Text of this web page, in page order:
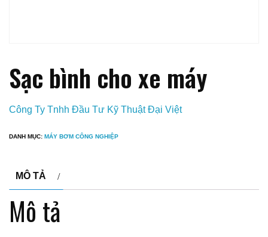
Sạc bình cho xe máy
Công Ty Tnhh Đầu Tư Kỹ Thuật Đại Việt
DANH MỤC: MÁY BƠM CÔNG NGHIỆP
MÔ TẢ
Mô tả